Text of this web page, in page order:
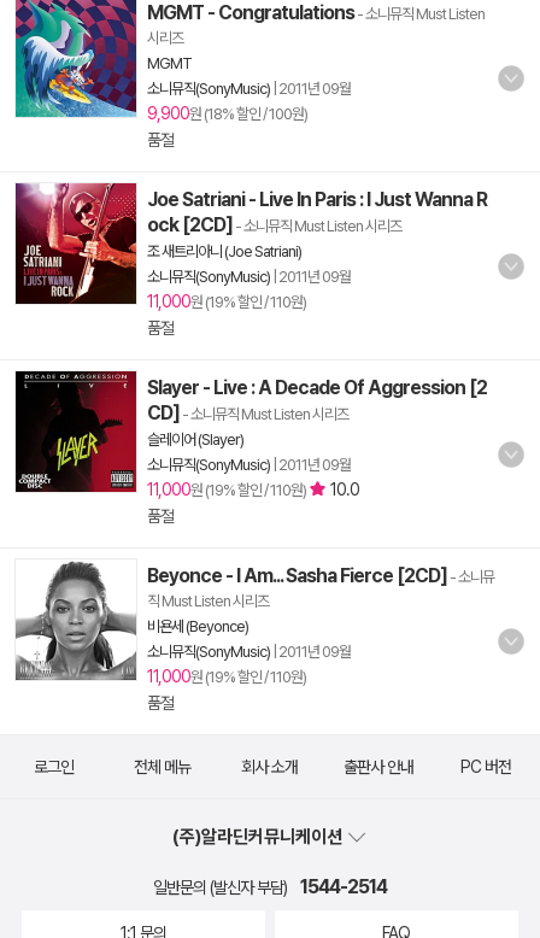
MGMT - Congratulations- 소니뮤직 Must Listen
시리즈
MGMT
소니뮤직(SonyMusic) 2011년 09월
9,900원 (18% 할인 / 100원)
품절
Joe Satriani - Live In Paris : I Just Wanna R
ock [2CD] - 소니뮤직 Must Listen 시리즈
조 새트리아니 (Joe Satriani)
소니뮤직(SonyMusic) 2011년 09월
11,000원 (19% 할인 / 110원)
품절
Slayer - Live : A Decade Of Aggression [2
CD] - 소니뮤직 Must Listen 시리즈
슬레이어 (Slayer)
소니뮤직(SonyMusic) 2011년 09월
11,000원 (19% 할인 / 110원)
10.0
품절
Beyonce - I Am... Sasha Fierce [2CD] - 소니뮤
직 Must Listen 시리즈
비욘세 (Beyonce)
소니뮤직(SonyMusic) 2011년 09월
11,000원 (19% 할인 / 110원)
품절
로그인 전체 메뉴 회사 소개 출판사 안내 PC 버전
(주)알라딘커뮤니케이션
일반문의 (발신자 부담) 1544-2514
1:1 문의 FAQ